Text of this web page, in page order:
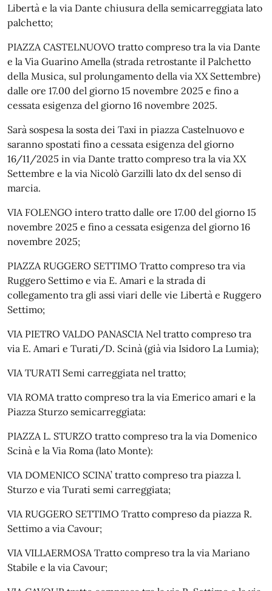
Libertà e la via Dante chiusura della semicarreggiata lato
palchetto;
PIAZZA CASTELNUOVO tratto compreso tra la via Dante
e la Via Guarino Amella (strada retrostante il Palchetto
della Musica, sul prolungamento della via XX Settembre)
dalle ore 17.00 del giorno 15 novembre 2025 e fino a
cessata esigenza del giorno 16 novembre 2025.
Sarà sospesa la sosta dei Taxi in piazza Castelnuovo e
saranno spostati fino a cessata esigenza del giorno
16/11/2025 in via Dante tratto compreso tra la via XX
Settembre e la via Nicolò Garzilli lato dx del senso di
marcia.
VIA FOLENGO intero tratto dalle ore 17.00 del giorno 15
novembre 2025 e fino a cessata esigenza del giorno 16
novembre 2025;
PIAZZA RUGGERO SETTIMO Tratto compreso tra via
Ruggero Settimo e via E. Amari e la strada di
collegamento tra gli assi viari delle vie Libertà e Ruggero
Settimo;
VIA PIETRO VALDO PANASCIA Nel tratto compreso tra
via E. Amari e Turati/D. Scinà (già via Isidoro La Lumia);
VIA TURATI Semi carreggiata nel tratto;
VIA ROMA tratto compreso tra la via Emerico amari e la
Piazza Sturzo semicarreggiata:
PIAZZA L. STURZO tratto compreso tra la via Domenico
Scinà e la Via Roma (lato Monte):
VIA DOMENICO SCINA’ tratto compreso tra piazza l.
Sturzo e via Turati semi carreggiata;
VIA RUGGERO SETTIMO Tratto compreso da piazza R.
Settimo a via Cavour;
VIA VILLAERMOSA Tratto compreso tra la via Mariano
Stabile e la via Cavour;